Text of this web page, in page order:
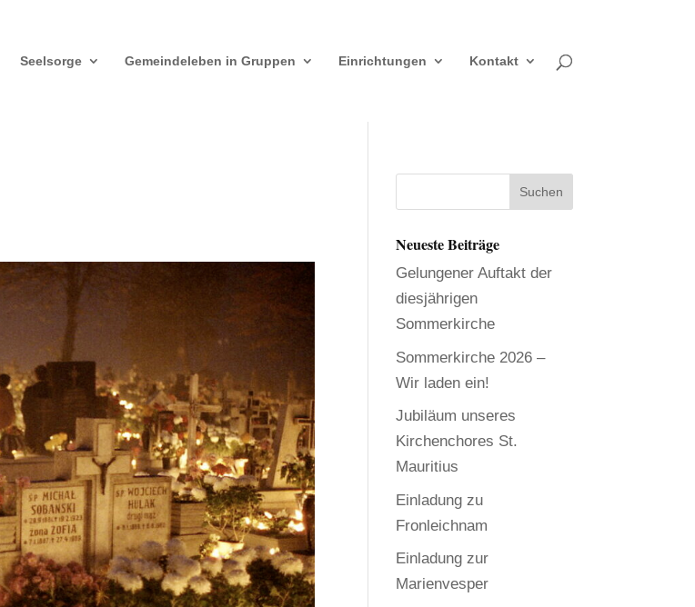
Seelsorge Gemeindeleben in Gruppen Einrichtungen Kontakt
Neueste Beiträge
Gelungener Auftakt der
diesjährigen
Sommerkirche
Sommerkirche 2026 –
Wir laden ein!
Jubiläum unseres
Kirchenchores St.
Mauritius
Einladung zu
Fronleichnam
Einladung zur
Marienvesper